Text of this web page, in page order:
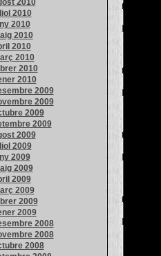
2010
2010
2010
2010
2010
2010
2010
2010
2009
2009
2009
2009
2009
2009
2009
2009
2009
2009
2009
2009
2008
2008
2008